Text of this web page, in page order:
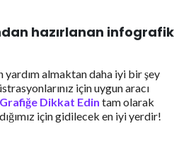
hazırlanan infografik
yardım almaktan daha iyi bir şey
için uygun aracı
Grafiğe Dikkat Edin tam olarak
için gidilecek en iyi yerdir!